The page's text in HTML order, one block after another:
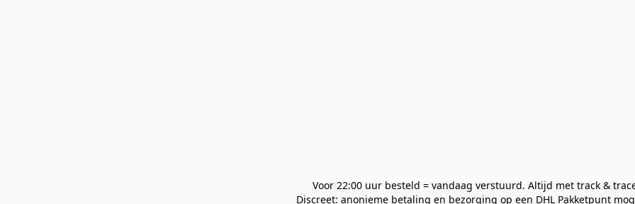
Voor 22:00 uur besteld = vandaag verstuurd. Altijd met track &
Discreet: anonieme betaling en bezorging op een DHL Pakketpunt